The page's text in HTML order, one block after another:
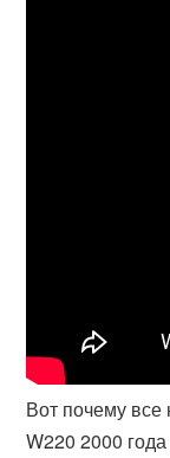
Вот почему
W220 2000 года